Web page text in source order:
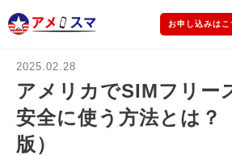
お申し込みはこ
2025.02.28
アメリカでSIMフリー
安全に使う方法とは？
版）